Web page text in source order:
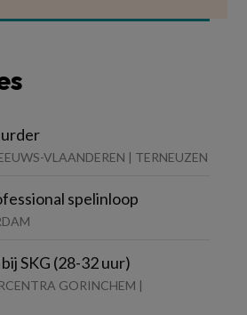
VLAANDEREN | TERNEUZEN
spelinloop
SKG (28-32 uur)
GORINCHEM |